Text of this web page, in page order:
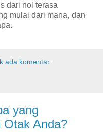
dari nol terasa
mulai dari mana, dan
ada komentar:
yang
Otak Anda?